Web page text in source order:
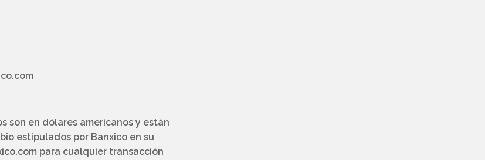
son en dólares americanos y están
estipulados por Banxico en su
para cualquier transacción